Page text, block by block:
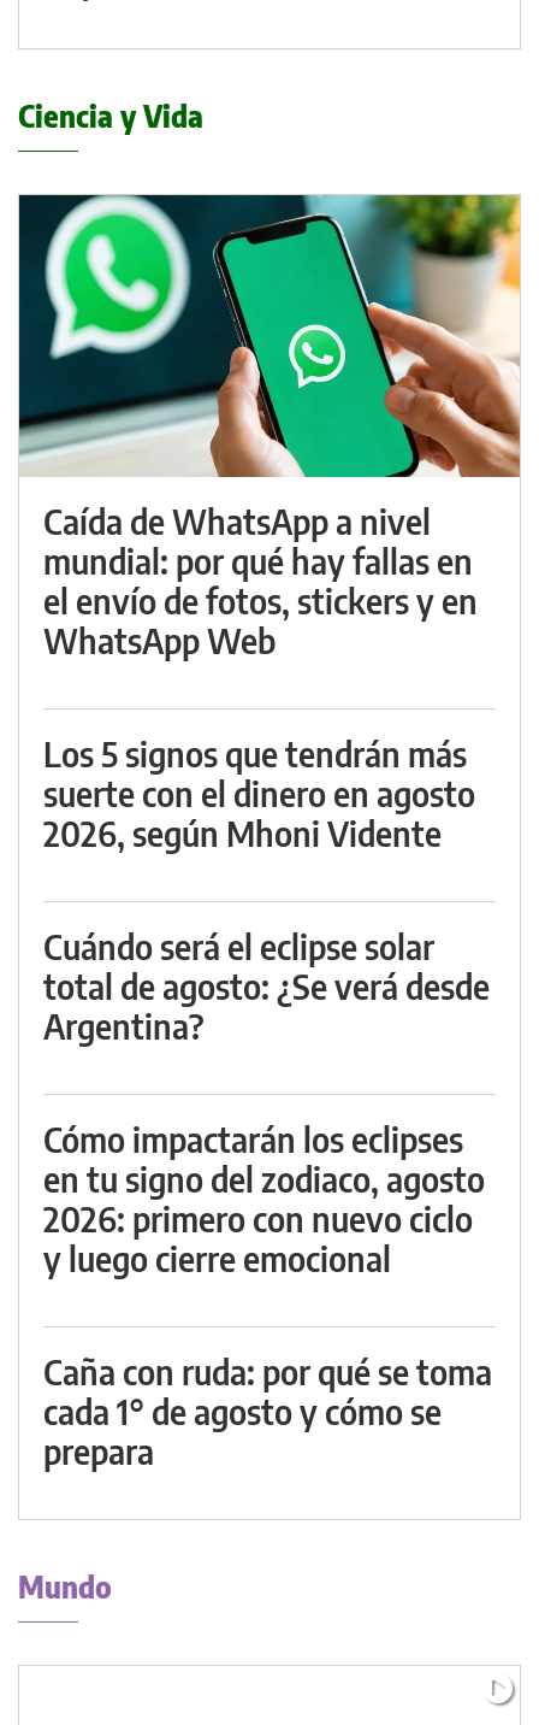
Ciencia y Vida
Caída de WhatsApp a nivel
mundial: por qué hay fallas en
el envío de fotos, stickers y en
WhatsApp Web
Los 5 signos que tendrán más
suerte con el dinero en agosto
2026, según Mhoni Vidente
Cuándo será el eclipse solar
total de agosto: ¿Se verá desde
Argentina?
Cómo impactarán los eclipses
en tu signo del zodiaco, agosto
2026: primero con nuevo ciclo
y luego cierre emocional
Caña con ruda: por qué se toma
cada 1° de agosto y cómo se
prepara
Mundo